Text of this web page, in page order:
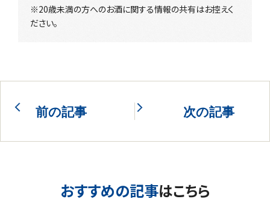
※20歳未満の方へのお酒に関する情報の共有はお控えく
ださい。
前の記事 次の記事
おすすめの記事はこちら